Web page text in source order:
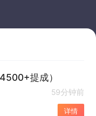
提成）
59分钟前
详情